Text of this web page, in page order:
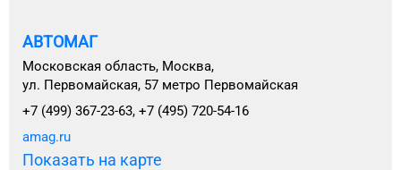
АВТОМАГ
Московская область, Москва,
ул. Первомайская, 57 метро Первомайская
+7 (499) 367-23-63, +7 (495) 720-54-16
amag.ru
Показать на карте